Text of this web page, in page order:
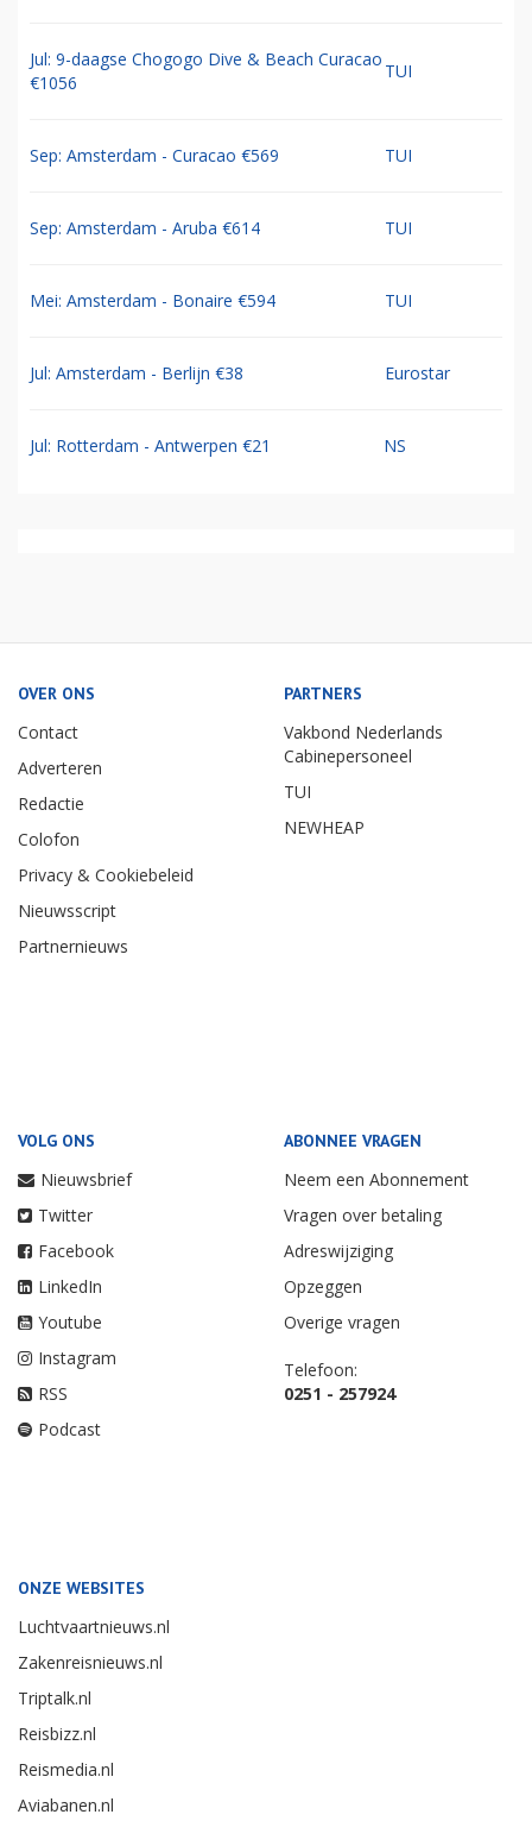
Jul: 9-daagse Chogogo Dive & Beach Curacao
€1056
TUI
Sep: Amsterdam - Curacao €569 TUI
Sep: Amsterdam - Aruba €614 TUI
Mei: Amsterdam - Bonaire €594 TUI
Jul: Amsterdam - Berlijn €38 Eurostar
Jul: Rotterdam - Antwerpen €21 NS
OVER ONS
Contact
Adverteren
Redactie
Colofon
Privacy & Cookiebeleid
Nieuwsscript
Partnernieuws
PARTNERS
Vakbond Nederlands
Cabinepersoneel
TUI
NEWHEAP
VOLG ONS
Nieuwsbrief
Twitter
Facebook
LinkedIn
Youtube
Instagram
RSS
Podcast
ABONNEE VRAGEN
Neem een Abonnement
Vragen over betaling
Adreswijziging
Opzeggen
Overige vragen
Telefoon:
0251 - 257924
ONZE WEBSITES
Luchtvaartnieuws.nl
Zakenreisnieuws.nl
Triptalk.nl
Reisbizz.nl
Reismedia.nl
Aviabanen.nl